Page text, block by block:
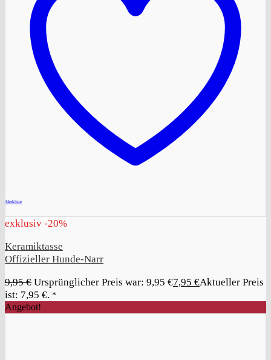
Merkliste
exklusiv -20%
Keramiktasse
Offizieller Hunde-Narr
9,95€ Ursprünglicher Preis war: 9,95 €7,95 €Aktueller Preis
ist: 7,95 €. *
Angebot!